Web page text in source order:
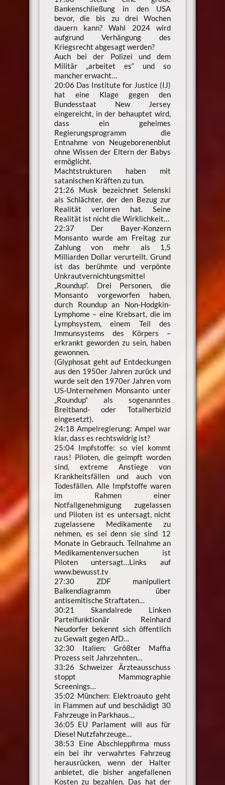
Bankenschließung in den USA
bevor, die bis zu drei Wochen
dauern kann? Wahl 2024 wird
aufgrund Verhängung des
Kriegsrecht abgesagt werden?
Auch bei der Polizei und dem
Militär „arbeitet es“ und so
mancher erwacht…
20:06 Das Institute for Justice (IJ)
hat eine Klage gegen den
Bundesstaat New Jersey
eingereicht, in der behauptet wird,
dass ein geheimes
Regierungsprogramm die
Entnahme von Neugeborenenblut
ohne Wissen der Eltern der Babys
ermöglicht.
Machtstrukturen haben mit
satanischen Kräften zu tun.
21:26 Musk bezeichnet Selenski
als Schlächter, der den Bezug zur
Realität verloren hat. Seine
Realität ist nicht die Wirklichkeit…
22:37 Der Bayer-Konzern
Monsanto wurde am Freitag zur
Zahlung von mehr als 1,5
Milliarden Dollar verurteilt. Grund
ist das berühmte und verpönte
Unkrautvernichtungsmittel
„Roundup“. Drei Personen, die
Monsanto vorgeworfen haben,
durch Roundup an Non-Hodgkin-
Lymphome – eine Krebsart, die im
Lymphsystem, einem Teil des
Immunsystems des Körpers –
erkrankt geworden zu sein, haben
gewonnen.
(Glyphosat geht auf Entdeckungen
aus den 1950er Jahren zurück und
wurde seit den 1970er Jahren vom
US-Unternehmen Monsanto unter
„Roundup“ als sogenanntes
Breitband- oder Totalherbizid
eingesetzt).
24:18 Ampelregierung: Ampel war
klar, dass es rechtswidrig ist?
25:04 Impfstoffe: so viel kommt
raus! Piloten, die geimpft worden
sind, extreme Anstiege von
Krankheitsfällen und auch von
Todesfällen. Alle Impfstoffe waren
im Rahmen einer
Notfallgenehmigung zugelassen
und Piloten ist es untersagt, nicht
zugelassene Medikamente zu
nehmen, es sei denn sie sind 12
Monate in Gebrauch. Teilnahme an
Medikamentenversuchen ist
Piloten untersagt…Links auf
www.bewusst.tv
27:30 ZDF manipuliert
Balkendiagramm über
antisemitische Straftaten…
30:21 Skandalrede Linken
Parteifunktionär Reinhard
Neudorfer bekennt sich öffentlich
zu Gewalt gegen AfD…
32:30 Italien: Größter Maffia
Prozess seit Jahrzehnten…
33:26 Schweizer Ärzteausschuss
stoppt Mammographie
Screenings…
35:02 München: Elektroauto geht
in Flammen auf und beschädigt 30
Fahrzeuge in Parkhaus…
36:05 EU Parlament will aus für
Diesel Nutzfahrzeuge…
38:53 Eine Abschleppfirma muss
ein bei ihr verwahrtes Fahrzeug
herausrücken, wenn der Halter
anbietet, die bisher angefallenen
Kosten zu bezahlen. Das hat der